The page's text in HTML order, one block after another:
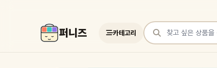
퍼니즈 카테고리
상품 검색